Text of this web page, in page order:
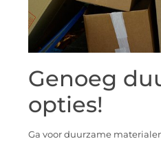
Genoeg
opties!
Ga voor duurzame